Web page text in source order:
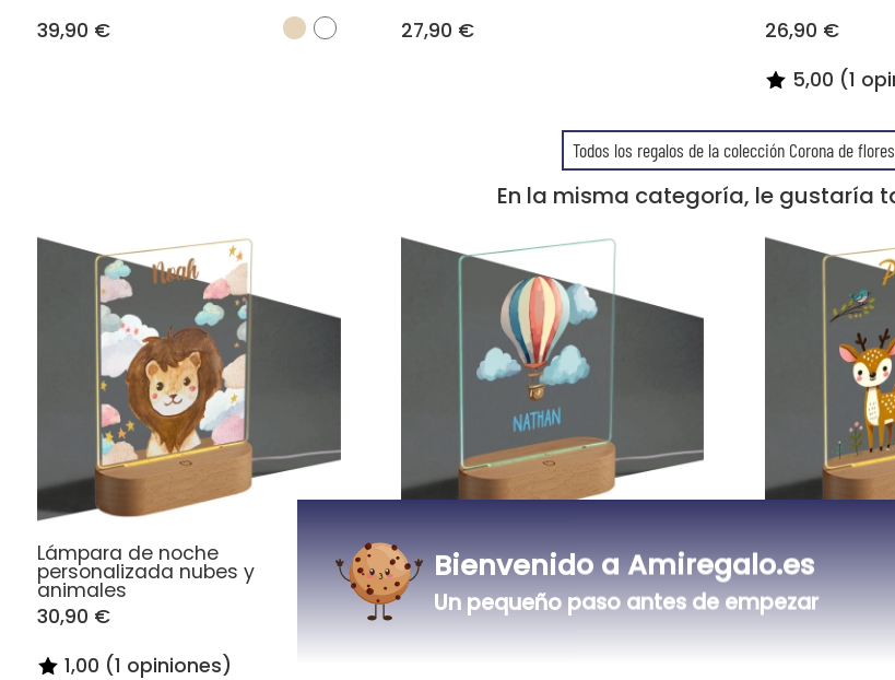
39,90 €
27,90 €
26,90 €
5,00 (1
Todos los regalos de la colección Corona de flores
En la misma categoría, le gustaría
Lámpara de noche
personalizada nubes y
animales
30,90 €
1,00 (1 opiniones)
Lámpara de noche
personalizada aerostático
30,90 €
Lámpara de
encantado
30,90 €
Bienvenido a Amiregalo.es
Un pequeño paso antes de empezar